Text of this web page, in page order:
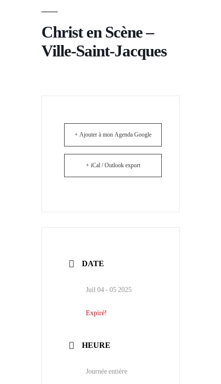
Christ en Scène –
Ville-Saint-Jacques
+ Ajouter à mon Agenda Google
+ iCal / Outlook export
DATE
Juil 04 - 05 2025
Expiré!
HEURE
Journée entière